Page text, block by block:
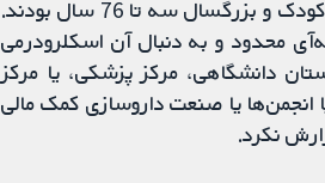
تعداد 14 مطالعه مرتبط را پیدا کردیم، که در مجموع شامل 429 شرکت‌کننده کودک و بزرگسال سه تا 76 سال بودند.
محدود و به دنبال آن اسکلرودرمی
دانشگاهی، مرکز پزشکی، یا مرکز
انجمن‌ها یا صنعت داروسازی کمک مالی
نکرد.